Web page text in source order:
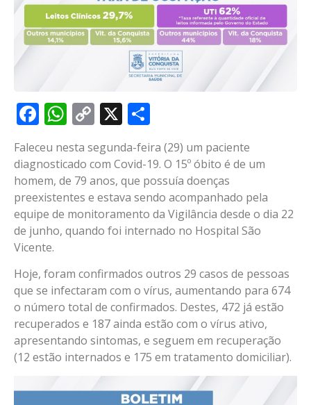
Facebook
WhatsApp
Copy
Link
X
Faleceu nesta segunda-feira (29) um paciente
diagnosticado com Covid-19. O 15º óbito é de um
homem, de 79 anos, que possuía doenças
preexistentes e estava sendo acompanhado pela
equipe de monitoramento da Vigilância desde o dia 22
de junho, quando foi internado no Hospital São
Vicente.
Hoje, foram confirmados outros 29 casos de pessoas
que se infectaram com o vírus, aumentando para 674
o número total de confirmados. Destes, 472 já estão
recuperados e 187 ainda estão com o vírus ativo,
apresentando sintomas, e seguem em recuperação
(12 estão internados e 175 em tratamento domiciliar).